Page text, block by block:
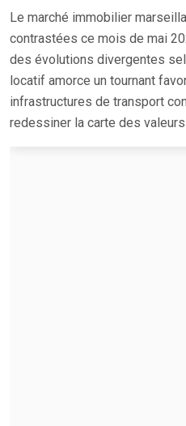
Le marché immobilier
contrastées ce mois de mai
des évolutions divergentes
locatif amorce un tournant
infrastructures de transport
redessiner la carte des